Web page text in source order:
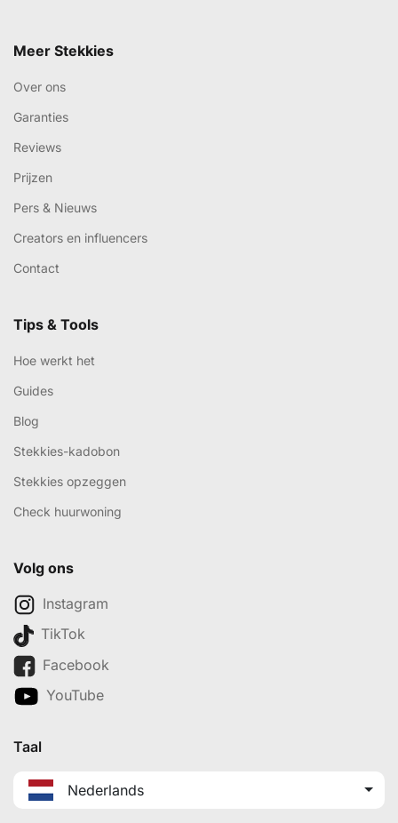
Meer Stekkies
Over ons
Garanties
Reviews
Prijzen
Pers & Nieuws
Creators en influencers
Contact
Tips & Tools
Hoe werkt het
Guides
Blog
Stekkies-kadobon
Stekkies opzeggen
Check huurwoning
Volg ons
Instagram
TikTok
Facebook
YouTube
Taal
Nederlands